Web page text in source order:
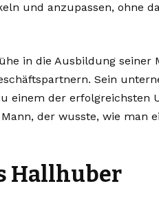
und anzupassen, ohne
in die Ausbildung seiner
Sein
einem der erfolgreichsten
der wusste, wie man
Hallhuber